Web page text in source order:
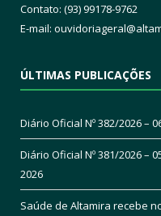
Contato: (93) 99178-9762
E-mail:
ÚLTIMAS PUBLICAÇÕES
Diário Oficial Nº 382/2026 –
Diário Oficial Nº 381/2026 –
2026
Saúde de Altamira recebe